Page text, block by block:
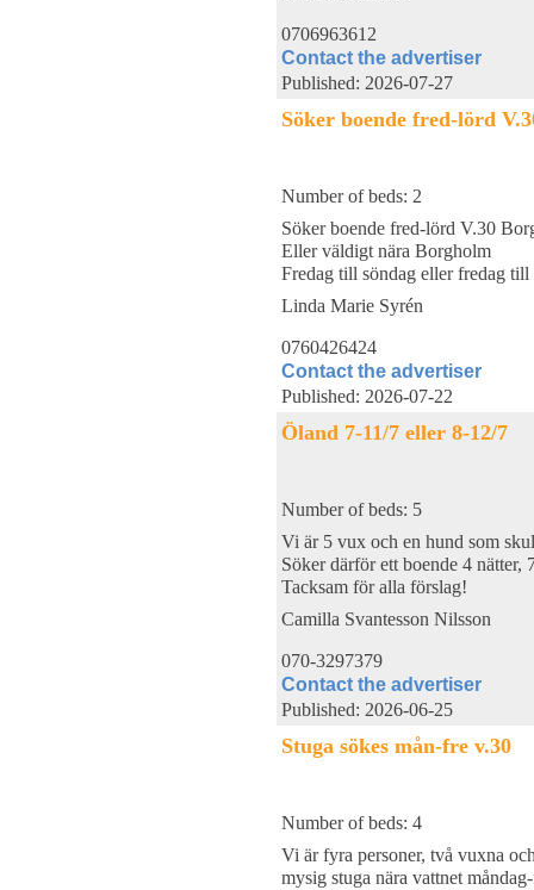
0706963612
Contact the advertiser
Published: 2026-07-27
Söker boende fred-lörd
Number of beds: 2
Söker boende fred-lörd V.30
Eller väldigt nära Borgholm
Fredag till söndag eller fredag
Linda Marie Syrén
0760426424
Contact the advertiser
Published: 2026-07-22
Öland 7-11/7 eller 8-12/7
Number of beds: 5
Vi är 5 vux och en hund som
Söker därför ett boende 4 nätter,
Tacksam för alla förslag!
Camilla Svantesson Nilsson
070-3297379
Contact the advertiser
Published: 2026-06-25
Stuga sökes mån-fre v.30
Number of beds: 4
Vi är fyra personer, två vuxna
mysig stuga nära vattnet